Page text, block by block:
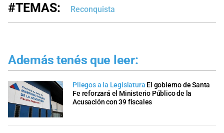
#TEMAS: Reconquista
Además tenés que leer:
Pliegos a la Legislatura El gobierno de Santa
Fe reforzará el Ministerio Público de la
Acusación con 39 fiscales